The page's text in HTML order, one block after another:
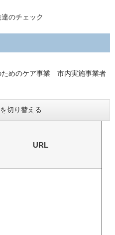
のチェック
めのケア事業 市内実施事業者
切り替える
URL